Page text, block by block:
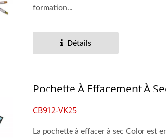
formation...
Détails
Pochette À Effacement À
CB912-VK25
La pochette à effacer à sec Color est